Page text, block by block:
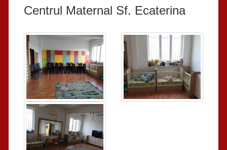
Centrul Maternal Sf. Ecaterina